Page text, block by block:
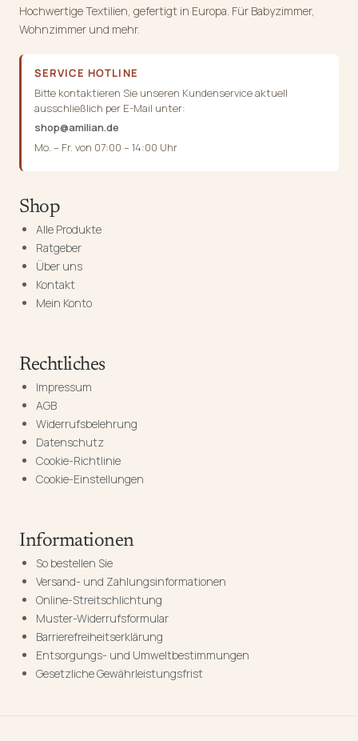
Hochwertige Textilien, gefertigt in Europa. Für Babyzimmer,
Wohnzimmer und mehr.
SERVICE HOTLINE
Bitte kontaktieren Sie unseren Kundenservice aktuell
ausschließlich per E-Mail unter:
shop@amilian.de
Mo. – Fr. von 07:00 – 14:00 Uhr
Shop
Alle Produkte
Ratgeber
Über uns
Kontakt
Mein Konto
Rechtliches
Impressum
AGB
Widerrufsbelehrung
Datenschutz
Cookie-Richtlinie
Cookie-Einstellungen
Informationen
So bestellen Sie
Versand- und Zahlungsinformationen
Online-Streitschlichtung
Muster-Widerrufsformular
Barrierefreiheitserklärung
Entsorgungs- und Umweltbestimmungen
Gesetzliche Gewährleistungsfrist